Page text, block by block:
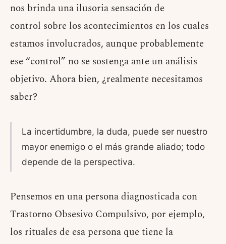
nos brinda una ilusoria sensación de
control sobre los acontecimientos en los cuales
estamos involucrados, aunque probablemente
ese “control” no se sostenga ante un análisis
objetivo. Ahora bien, ¿realmente necesitamos
saber?
La incertidumbre, la duda, puede ser nuestro
mayor enemigo o el más grande aliado; todo
depende de la perspectiva.
Pensemos en una persona diagnosticada con
Trastorno Obsesivo Compulsivo, por ejemplo,
los rituales de esa persona que tiene la